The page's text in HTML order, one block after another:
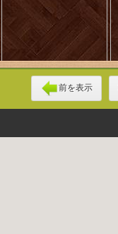
前を表示